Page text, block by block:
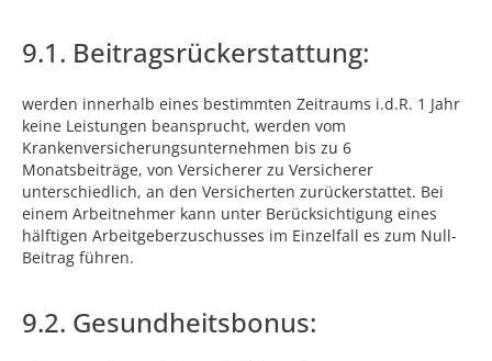
9.1. Beitragsrückerstattung:
werden innerhalb eines bestimmten Zeitraums i.d.R. 1 Jahr
keine Leistungen beansprucht, werden vom
Krankenversicherungsunternehmen bis zu 6
Monatsbeiträge, von Versicherer zu Versicherer
unterschiedlich, an den Versicherten zurückerstattet. Bei
einem Arbeitnehmer kann unter Berücksichtigung eines
hälftigen Arbeitgeberzuschusses im Einzelfall es zum Null-
Beitrag führen.
9.2. Gesundheitsbonus: